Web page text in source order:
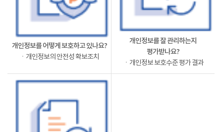
개인정보를 어떻게 보호하고 있나요?
ㆍ개인정보의 안전성 확보조치
개인정보를 잘 관리하는지
평가받나요?
ㆍ개인정보 보호수준 평가 결과